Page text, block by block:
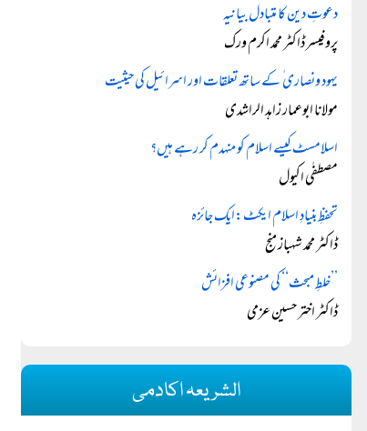
دعوتِ دین کا متبادل بیانیہ
پروفیسر ڈاکٹر محمد اکرم ورک
یہود ونصاری ٰ کے ساتھ تعلقات اور اسرائیل کی حیثیت
مولانا ابوعمار زاہد الراشدی
اسلامسٹ کیسے اسلام کو منہدم کر رہے ہیں؟
مصطفٰی اکیول
تحفظِ بنیادِ اسلام ایکٹ:ایک جائزہ
ڈاکٹر محمد شہباز منج
’’خلطِ مبحث‘‘ کی مصنوعی افزائش
ڈاکٹر اختر حسین عزمی
الشریعہ اکادمی